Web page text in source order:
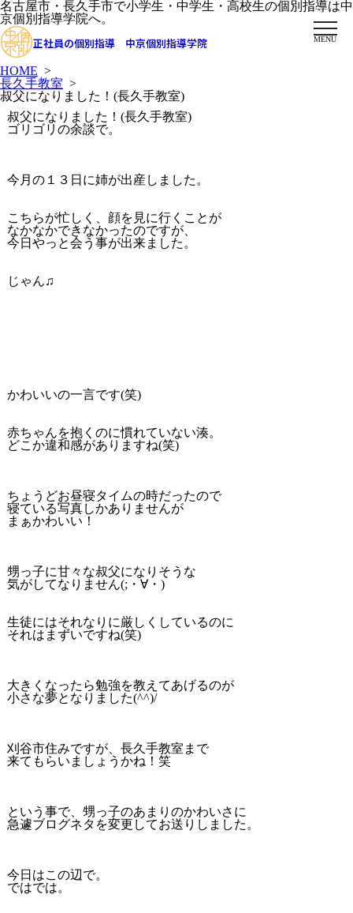
名古屋市・長久手市で小学生・中学生・高校生の個別指導は中
京個別指導学院へ。
正社員の個別指導 中京個別指導学院 MENU
HOME >
長久手教室 >
叔父になりました！(長久手教室)
叔父になりました！(長久手教室)
ゴリゴリの余談で。
今月の１３日に姉が出産しました。
こちらが忙しく、顔を見に行くことが
なかなかできなかったのですが、
今日やっと会う事が出来ました。
じゃん♫
かわいいの一言です(笑)
赤ちゃんを抱くのに慣れていない湊。
どこか違和感がありますね(笑)
ちょうどお昼寝タイムの時だったので
寝ている写真しかありませんが
まぁかわいい！
甥っ子に甘々な叔父になりそうな
気がしてなりません(;・∀・)
生徒にはそれなりに厳しくしているのに
それはまずいですね(笑)
大きくなったら勉強を教えてあげるのが
小さな夢となりました(^^)/
刈谷市住みですが、長久手教室まで
来てもらいましょうかね！笑
という事で、甥っ子のあまりのかわいさに
急遽ブログネタを変更してお送りしました。
今日はこの辺で。
ではでは。